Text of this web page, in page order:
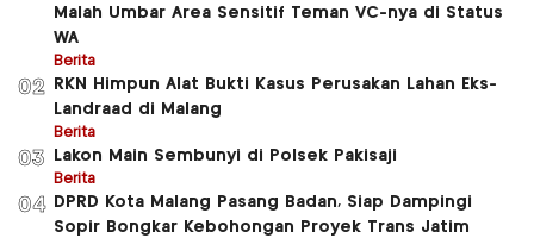
Malah Umbar Area Sensitif Teman VC-nya di Status
WA
Berita
02
RKN Himpun Alat Bukti Kasus Perusakan Lahan Eks-
Landraad di Malang
Berita
03 Lakon Main Sembunyi di Polsek Pakisaji
Berita
04
DPRD Kota Malang Pasang Badan, Siap Dampingi
Sopir Bongkar Kebohongan Proyek Trans Jatim